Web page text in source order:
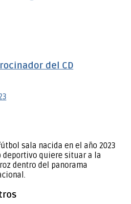
del CD
sala nacida en el año 2023
deportivo quiere situar a la
dentro del panorama